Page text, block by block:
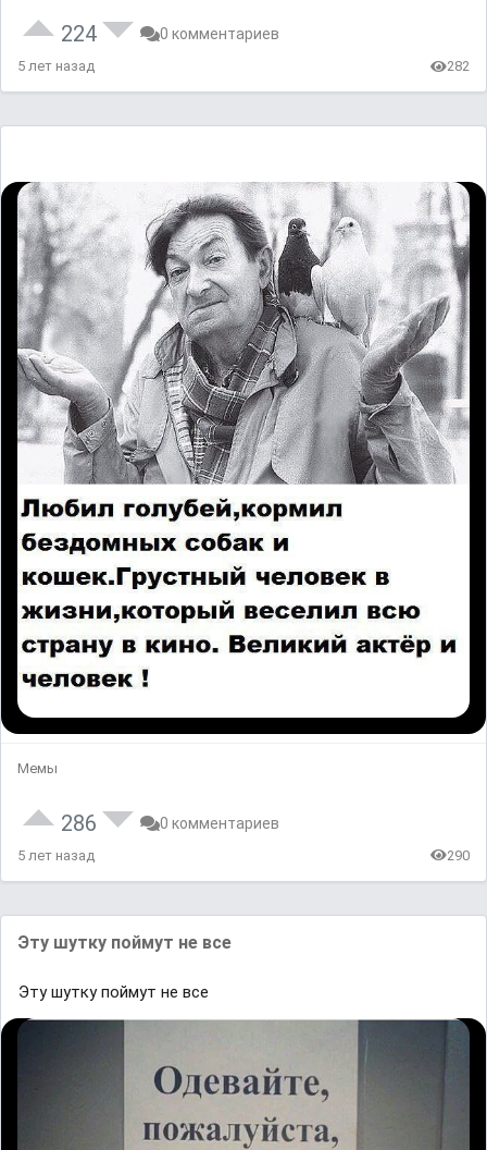
224 0 комментариев
5 лет назад 282
Мемы
286 0 комментариев
5 лет назад 290
Эту шутку поймут не все
Эту шутку поймут не все